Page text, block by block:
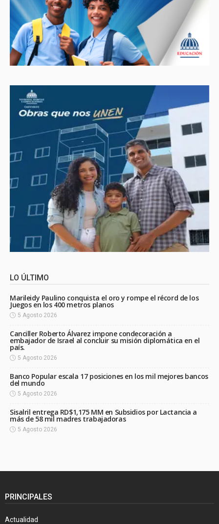
LO ÚLTIMO
Marileidy Paulino conquista el oro y rompe el récord de los
Juegos en los 400 metros planos
5 Agosto 2026
Canciller Roberto Álvarez impone condecoración a
embajador de Israel al concluir su misión diplomática en el
país.
5 Agosto 2026
Banco Popular escala 17 posiciones en los mil mejores bancos
del mundo
5 Agosto 2026
Sisalril entrega RD$1,175 MM en Subsidios por Lactancia a
más de 58 mil madres trabajadoras
5 Agosto 2026
PRINCIPALES
Actualidad